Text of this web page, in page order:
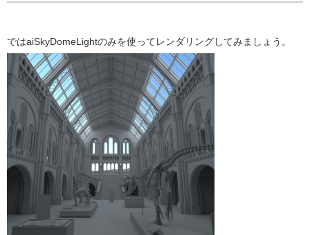
ではaiSkyDomeLightのみを使ってレンダリングしてみましょう。